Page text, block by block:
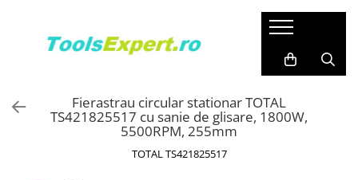
Produse
Fierastrau circular stationar TOTAL
TS421825517 cu sanie de glisare, 1800W,
5500RPM, 255mm
TOTAL TS421825517